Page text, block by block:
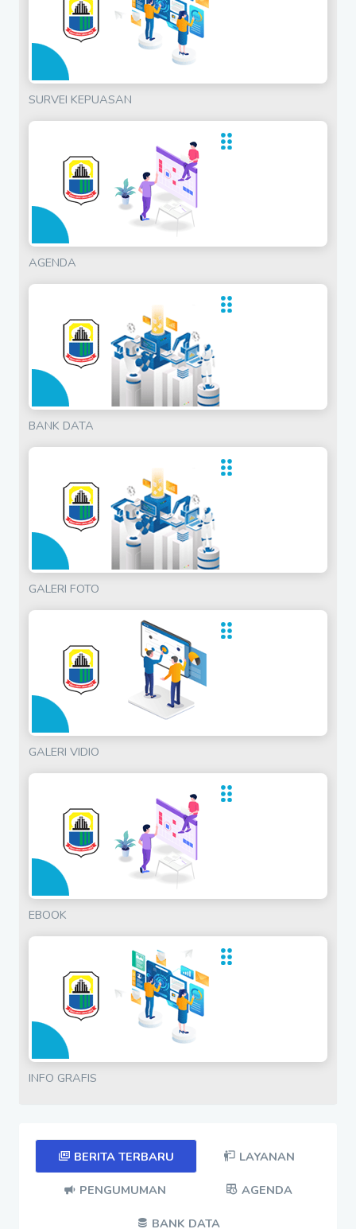
SURVEI KEPUASAN
AGENDA
BANK DATA
GALERI FOTO
GALERI VIDIO
EBOOK
INFO GRAFIS
BERITA TERBARU LAYANAN
PENGUMUMAN AGENDA
BANK DATA